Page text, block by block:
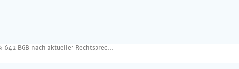
26.10.2026 / Entschädigungsansprüche gem. § 642 BGB nach aktueller Rechtsprechung